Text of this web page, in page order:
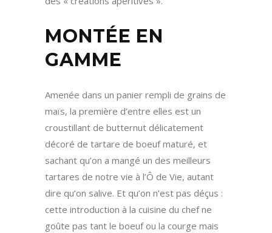
MONTÉE EN
GAMME
Amenée dans un panier rempli de grains de
maïs, la première d’entre elles est un
croustillant de butternut délicatement
décoré de tartare de boeuf maturé, et
sachant qu’on a mangé un des meilleurs
tartares de notre vie à l’Ô de Vie, autant
dire qu’on salive. Et qu’on n’est pas déçus :
cette introduction à la cuisine du chef ne
goûte pas tant le boeuf ou la courge mais